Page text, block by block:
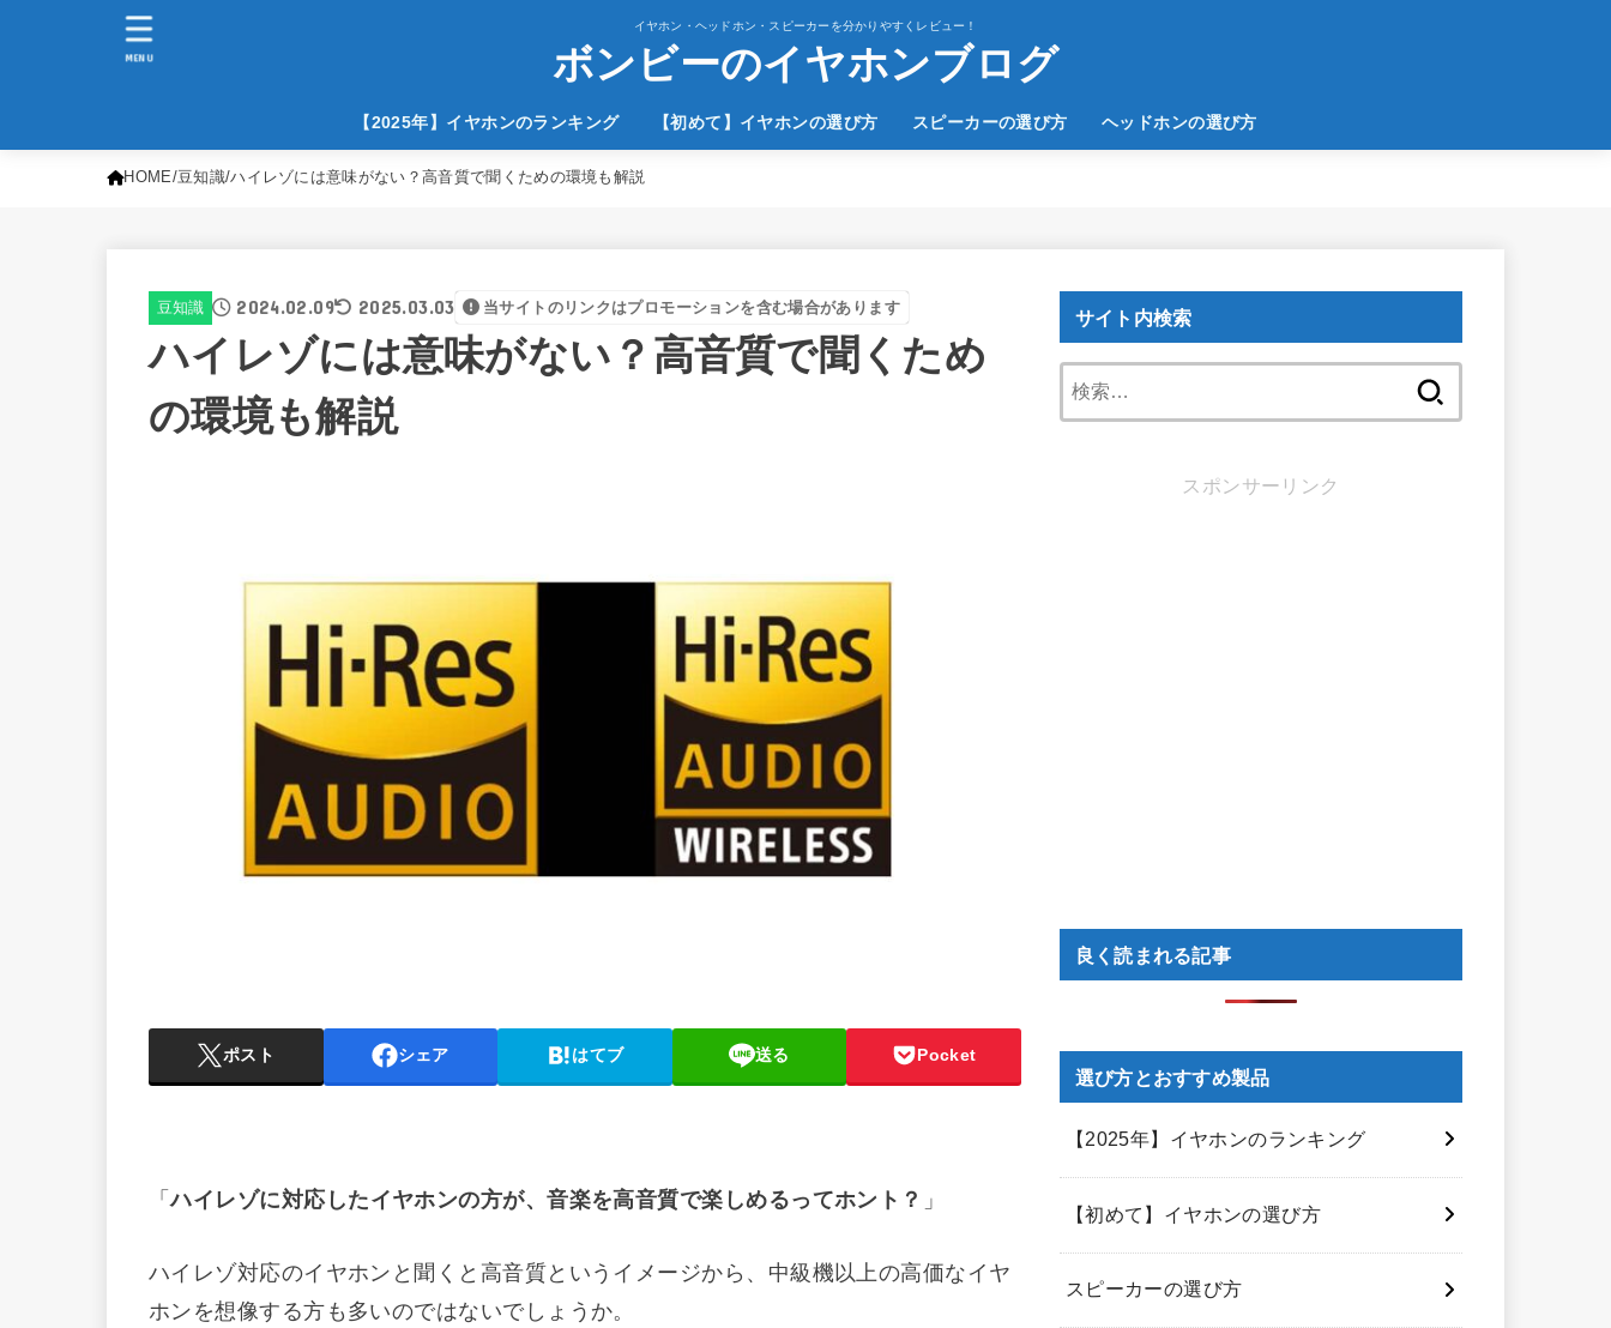
イヤホン・ヘッドホン・スピーカーを分かりやすくレビュー！
ボンビーのイヤホンブログ
【2025年】イヤホンのランキング 【初めて】イヤホンの選び方 スピーカーの選び方 ヘッドホンの選び方
MENU
HOME 豆知識 ハイレゾには意味がない？高音質で聞くための環境も解説
豆知識 2024.02.09 2025.03.03 当サイトのリンクはプロモーションを含む場合があります
ハイレゾには意味がない？高音質で聞くため
の環境も解説
ポスト シェア はてブ 送る Pocket
「ハイレゾに対応したイヤホンの方が、音楽を高音質で楽しめるってホント？ 」
ハイレゾ対応のイヤホンと聞くと高音質というイメージから、中級機以上の高価なイヤ
ホンを想像する方も多いのではないでしょうか。
サイト内検索
索:
スポンサーリンク
良く読まれる記事
選び方とおすすめ製品
【2025年】イヤホンのランキング
【初めて】イヤホンの選び方
スピーカーの選び方